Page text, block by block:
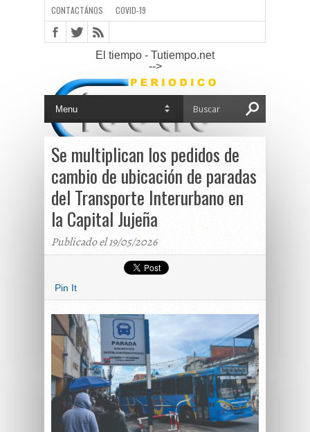
CONTACTÁNOS COVID-19
El tiempo - Tutiempo.net
-->
Se multiplican los pedidos de
cambio de ubicación de paradas
del Transporte Interurbano en
la Capital Jujeña
Publicado el 19/05/2026
Pin It